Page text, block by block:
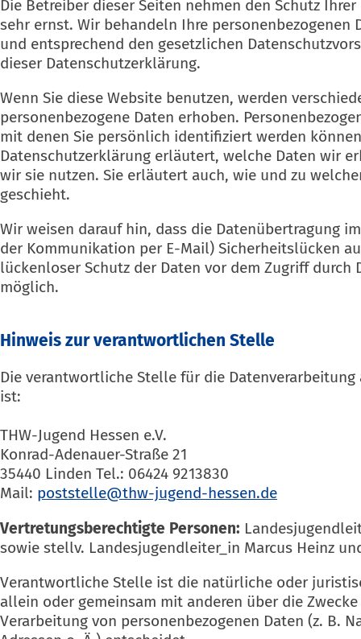
Die Betreiber dieser Seiten nehmen den Schutz
sehr ernst. Wir behandeln Ihre personenbezogenen
und entsprechend den gesetzlichen
dieser Datenschutzerklärung.
Wenn Sie diese Website benutzen, werden
personenbezogene Daten erhoben.
mit denen Sie persönlich identifiziert werden
Datenschutzerklärung erläutert, welche Daten wir
wir sie nutzen. Sie erläutert auch, wie und zu
geschieht.
Wir weisen darauf hin, dass die Datenübertragung
der Kommunikation per E-Mail) Sicherheitslücken
lückenloser Schutz der Daten vor dem Zugriff durch
möglich.
Hinweis zur verantwortlichen Stelle
Die verantwortliche Stelle für die Datenverarbeitung
ist:
THW-Jugend Hessen e.V.
Konrad-Adenauer-Straße 21
35440 Linden Tel.: 06424 9213830
Mail:
Vertretungsberechtigte Personen:
sowie stellv. Landesjugendleiter_in Marcus Heinz
Verantwortliche Stelle ist die natürliche oder
allein oder gemeinsam mit anderen über die
Verarbeitung von personenbezogenen Daten (z. B.